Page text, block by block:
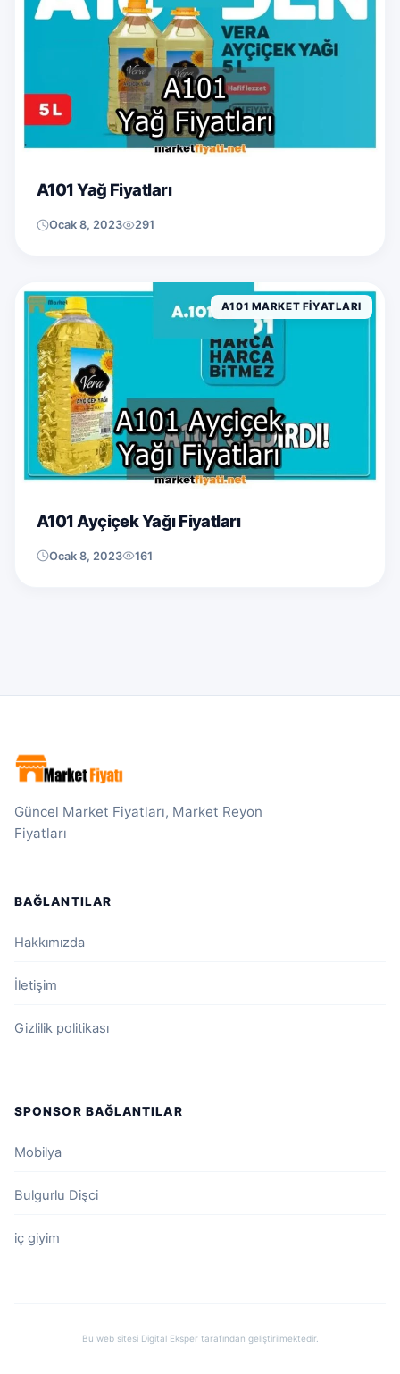
A101 Yağ Fiyatları
Ocak 8, 2023 291
A101 MARKET FIYATLARI
A101 Ayçiçek Yağı Fiyatları
Ocak 8, 2023 161
Güncel Market Fiyatları, Market Reyon
Fiyatları
BAĞLANTILAR
Hakkımızda
İletişim
Gizlilik politikası
SPONSOR BAĞLANTILAR
Mobilya
Bulgurlu Dişci
iç giyim
Bu web sitesi Digital Eksper tarafından geliştirilmektedir.